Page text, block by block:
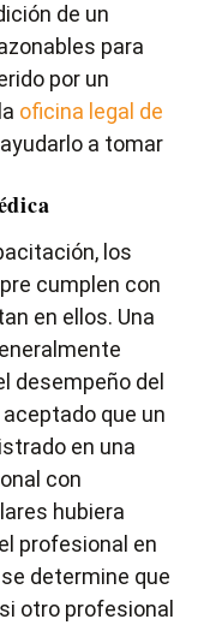
de un
para
por un
oficina legal de
a tomar
los
cumplen con
en ellos. Una
desempeño del
que un
en una
con
hubiera
profesional en
determine que
otro profesional